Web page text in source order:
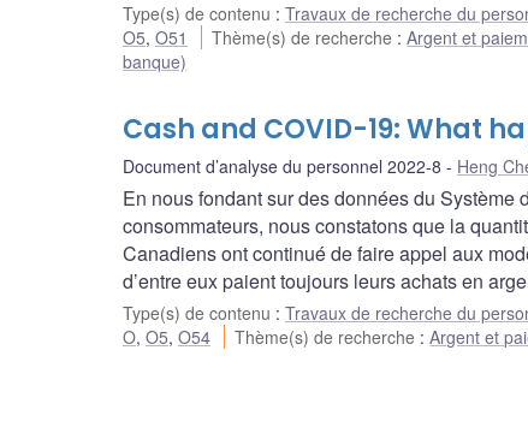
Type(s) de contenu : Travaux de recherche du
O5, O51 Thème(s) de recherche :Argent et
banque)
Cash and COVID-19: What
Document d’analyse du personnel 2022-8 Heng
En nous fondant sur des données du
consommateurs, nous constatons que la
Canadiens ont continué de faire appel aux
d’entre eux paient toujours leurs achats en
Type(s) de contenu : Travaux de recherche du
O, O5, O54 Thème(s) de recherche :Argent et